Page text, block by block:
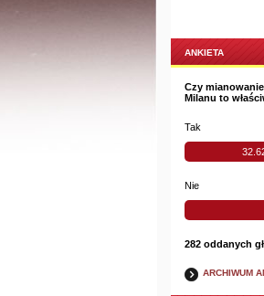
ANKIETA
Czy
Milanu to
Tak
Nie
282 oddanych
ARCHIWUM